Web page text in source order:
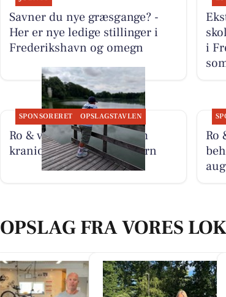
Savner du nye græsgange? -
Her er nye ledige stillinger i
Frederikshavn og omegn
i
SPONSORERET OPSLAGSTAVLEN
Ro & velvære fortæller om
kranio sakral terapi til børn
Ro
OPSLAG FRA VORES